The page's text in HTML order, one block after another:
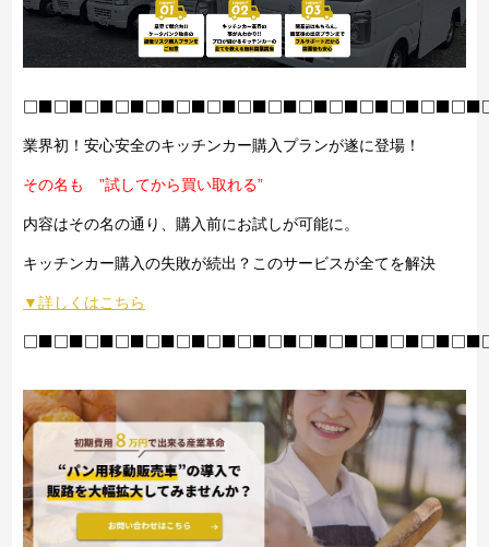
業界初！安心安全のキッチンカー購入プランが遂に登場！
その名も ”試してから買い取れる”
内容はその名の通り、購入前にお試しが可能に。
キッチンカー購入の失敗が続出？このサービスが全てを解決
▼詳しくはこちら